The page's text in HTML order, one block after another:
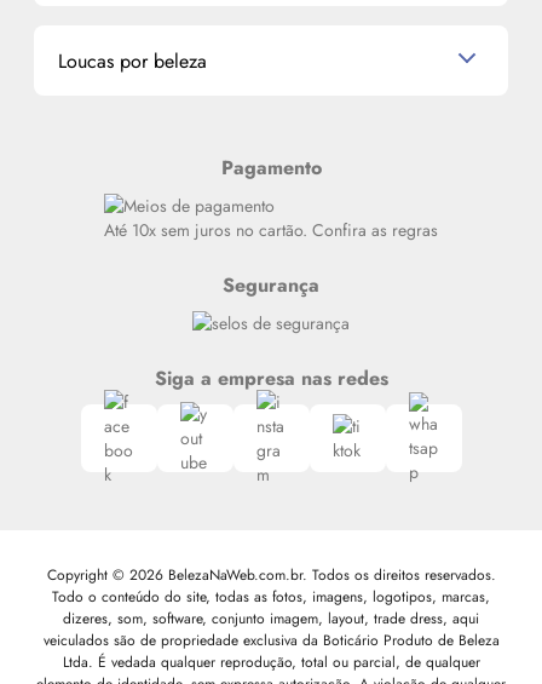
Miniaturas de Produtos de Cabelo
Meus endereços
Loucas por beleza
Siga nosso canal no Whatsapp
Pagamento
Até 10x sem juros no cartão. Confira as regras
Segurança
Siga a empresa nas redes
Copyright © 2026 BelezaNaWeb.com.br. Todos os direitos reservados.
Todo o conteúdo do site, todas as fotos, imagens, logotipos, marcas,
dizeres, som, software, conjunto imagem, layout, trade dress, aqui
veiculados são de propriedade exclusiva da Boticário Produto de Beleza
Ltda. É vedada qualquer reprodução, total ou parcial, de qualquer